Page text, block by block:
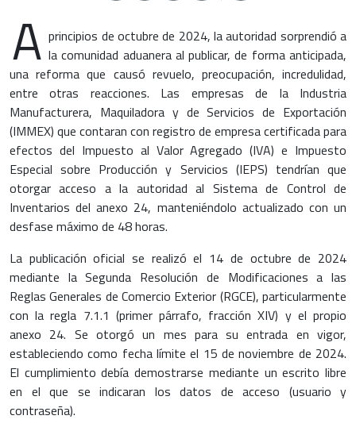
A principios de octubre de 2024, la autoridad sorprendió a
la comunidad aduanera al publicar, de forma anticipada,
una reforma que causó revuelo, preocupación, incredulidad,
entre otras reacciones. Las empresas de la Industria
Manufacturera, Maquiladora y de Servicios de Exportación
(IMMEX) que contaran con registro de empresa certificada para
efectos del Impuesto al Valor Agregado (IVA) e Impuesto
Especial sobre Producción y Servicios (IEPS) tendrían que
otorgar acceso a la autoridad al Sistema de Control de
Inventarios del anexo 24, manteniéndolo actualizado con un
desfase máximo de 48 horas.
La publicación oficial se realizó el 14 de octubre de 2024
mediante la Segunda Resolución de Modificaciones a las
Reglas Generales de Comercio Exterior (RGCE), particularmente
con la regla 7.1.1 (primer párrafo, fracción XIV) y el propio
anexo 24. Se otorgó un mes para su entrada en vigor,
estableciendo como fecha límite el 15 de noviembre de 2024.
El cumplimiento debía demostrarse mediante un escrito libre
en el que se indicaran los datos de acceso (usuario y
contraseña).